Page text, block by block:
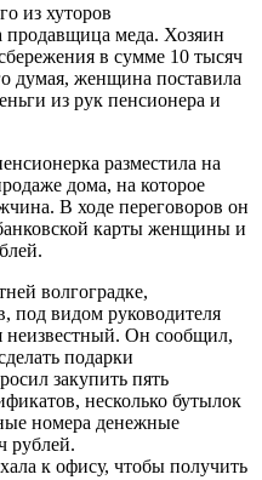
из хуторов
меда. Хозяин
в сумме 10 тысяч
думая, женщина поставила
из рук пенсионера и
разместила на
дома, на которое
В ходе переговоров он
карты женщины и
волгоградке,
под видом руководителя
неизвестный. Он сообщил,
подарки
закупить пять
несколько бутылок
номера денежные
рублей.
к офису, чтобы получить